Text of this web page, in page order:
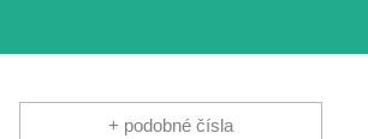
+ podobné čísla